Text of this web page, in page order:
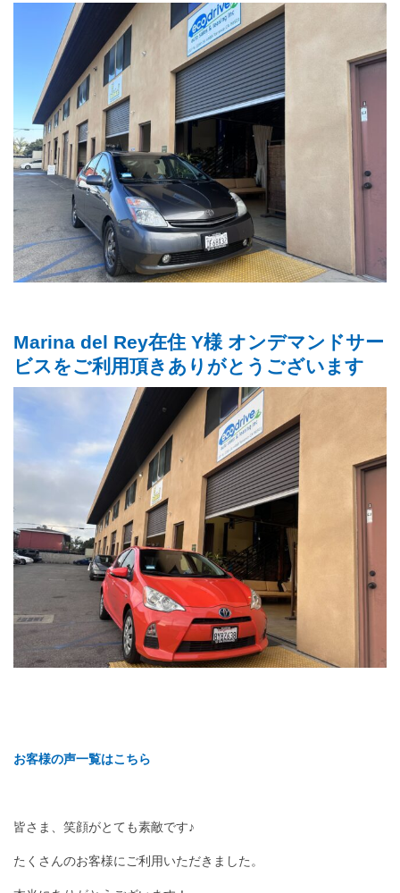
Marina del Rey在住 Y様 オンデマンドサー
ビスをご利用頂きありがとうございます
お客様の声一覧はこちら
皆さま、笑顔がとても素敵です♪
たくさんのお客様にご利用いただきました。